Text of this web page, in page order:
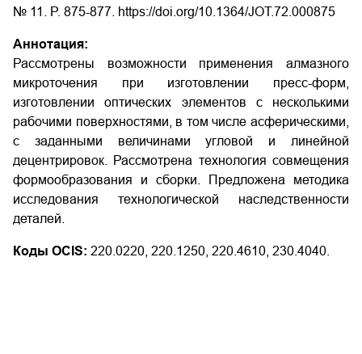
№ 11. P. 875-877. https://doi.org/10.1364/JOT.72.000875
Аннотация:
Рассмотрены возможности применения алмазного
микроточения при изготовлении пресс-форм,
изготовлении оптических элементов с несколькими
рабочими поверхностями, в том числе асферическими,
с заданными величинами угловой и линейной
децентрировок. Рассмотрена технология совмещения
формообразования и сборки. Предложена методика
исследования технологической наследственности
деталей.
Коды OCIS: 220.0220, 220.1250, 220.4610, 230.4040.